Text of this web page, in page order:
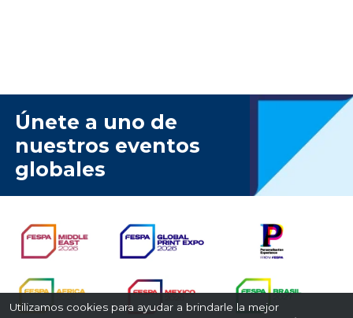
Únete a uno de
nuestros eventos
globales
Utilizamos cookies para ayudar a brindarle la mejor